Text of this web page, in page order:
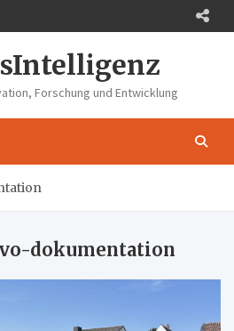
Forschung und Entwicklung
dokumentation